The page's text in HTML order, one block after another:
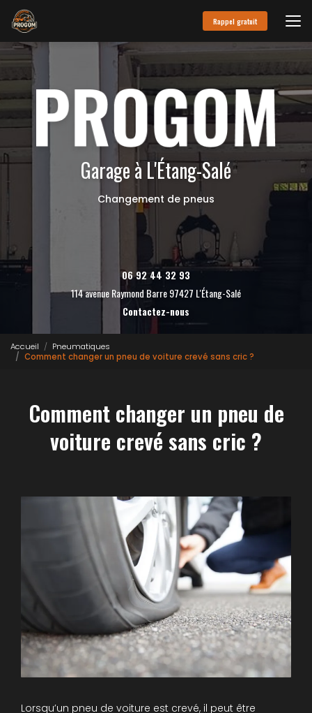
au
contenu
principal
Rappel gratuit
Garage à L'Étang-Salé
Changement de pneus
06 92 44 32 93
114 avenue Raymond Barre 97427 L'Étang-Salé
Contactez-nous
Accueil
Pneumatiques
Comment changer un pneu de voiture crevé sans cric ?
Comment changer un pneu de
voiture crevé sans cric ?
Lorsqu’un pneu de voiture est crevé, il peut être